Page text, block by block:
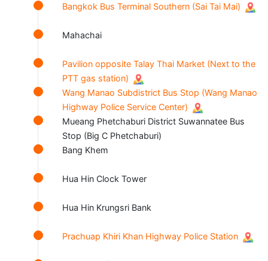
Bangkok Bus Terminal Southern (Sai Tai Mai)
Mahachai
Pavilion opposite Talay Thai Market (Next to the
PTT gas station)
Wang Manao Subdistrict Bus Stop (Wang Manao
Highway Police Service Center)
Mueang Phetchaburi District Suwannatee Bus
Stop (Big C Phetchaburi)
Bang Khem
Hua Hin Clock Tower
Hua Hin Krungsri Bank
Prachuap Khiri Khan Highway Police Station